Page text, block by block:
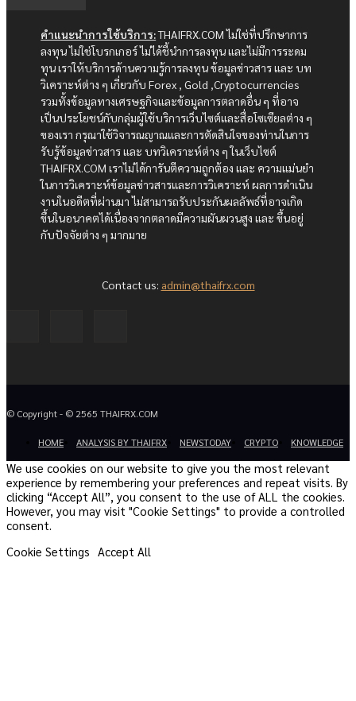
คำแนะนำการใช้บริการ:THAIFRX.COM ไม่ใช่ที่ปรึกษาการ
ลงทุน ไม่ใช่โบรกเกอร์ ไม่ได้ชี้นำการลงทุน และไม่มีการระดม
ทุน เราให้บริการด้านความรู้การลงทุน ข้อมูลข่าวสาร และ บท
วิเคราะห์ต่าง ๆ เกี่ยวกับ Forex , Gold ,Cryptocurrencies
รวมทั้งข้อมูลทางเศรษฐกิจและข้อมูลการตลาดอื่น ๆ ที่อาจ
เป็นประโยชน์กับกลุ่มผู้ใช้บริการเว็บไซต์และสื่อโซเซียลต่าง ๆ
ของเรา กรุณาใช้วิจารณญาณและการตัดสินใจของท่านในการ
รับรู้ข้อมูลข่าวสาร และ บทวิเคราะห์ต่าง ๆ ในเว็บไซต์
THAIFRX.COM เราไม่ได้การันตีความถูกต้อง และ ความแม่นยำ
ในการวิเคราะห์ข้อมูลข่าวสารและการวิเคราะห์ ผลการดำเนิน
งานในอดีตที่ผ่านมา ไม่สามารถรับประกันผลลัพธ์ที่อาจเกิด
ขึ้นในอนาคตได้เนื่องจากตลาดมีความผันผวนสูง และ ขึ้นอยู่
กับปัจจัยต่าง ๆ มากมาย
Contact us: admin@thaifrx.com
© Copyright - © 2565 THAIFRX.COM
HOME ANALYSIS BY THAIFRX NEWSTODAY CRYPTO KNOWLEDGE
We use cookies on our website to give you the most relevant
experience by remembering your preferences and repeat visits. By
clicking “Accept All”, you consent to the use of ALL the cookies.
However, you may visit "Cookie Settings" to provide a controlled
consent.
Cookie Settings
Accept All